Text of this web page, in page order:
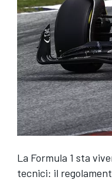
La Formula 1 sta
tecnici: il